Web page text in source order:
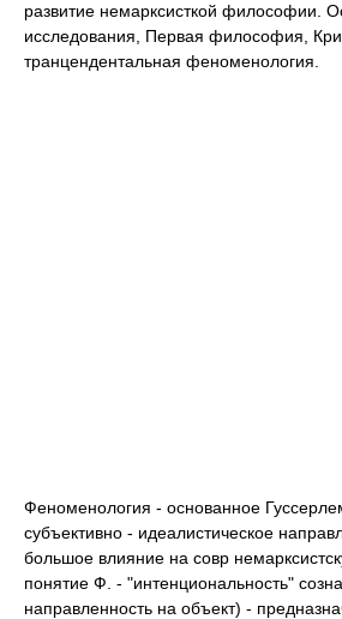
развитие немарксисткой философии.
исследования, Первая философия,
транцендентальная феноменология.
Феноменология - основанное
субъективно - идеалистическое
большое влияние на совр
понятие Ф. - "интенциональность"
направленность на объект) -